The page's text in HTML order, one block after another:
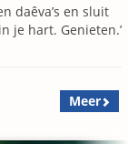
daêva’s en sluit
je hart. Genieten.’
Meer